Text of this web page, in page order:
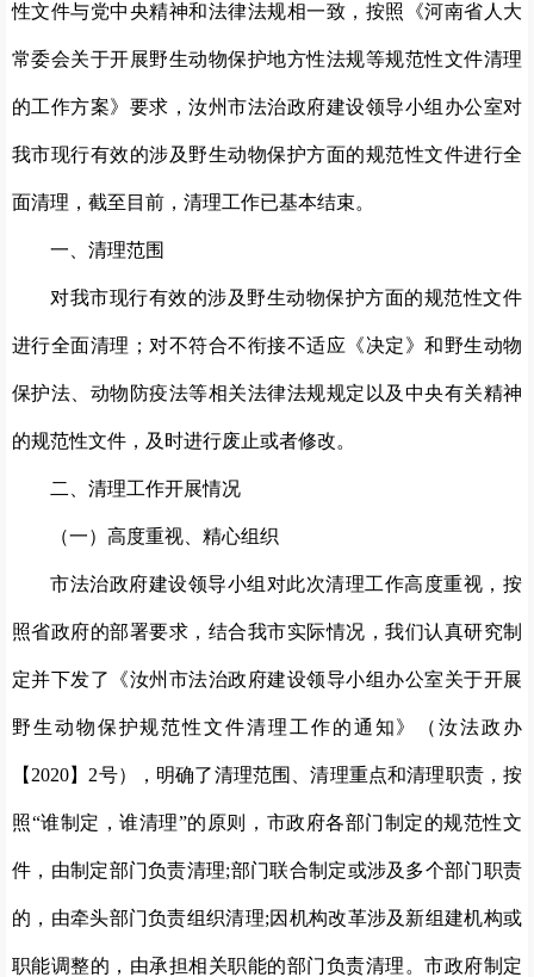
性文件与党中央精神和法律法规相一致，按照《河南省人大
常委会关于开展野生动物保护地方性法规等规范性文件清理
的工作方案》要求，汝州市法治政府建设领导小组办公室对
我市现行有效的涉及野生动物保护方面的规范性文件进行全
面清理，截至目前，清理工作已基本结束。
一、清理范围
对我市现行有效的涉及野生动物保护方面的规范性文件
进行全面清理；对不符合不衔接不适应《决定》和野生动物
保护法、动物防疫法等相关法律法规规定以及中央有关精神
的规范性文件，及时进行废止或者修改。
二、清理工作开展情况
（一）高度重视、精心组织
市法治政府建设领导小组对此次清理工作高度重视，按
照省政府的部署要求，结合我市实际情况，我们认真研究制
定并下发了《汝州市法治政府建设领导小组办公室关于开展
野生动物保护规范性文件清理工作的通知》（汝法政办
【2020】2号），明确了清理范围、清理重点和清理职责，按
照“谁制定，谁清理”的原则，市政府各部门制定的规范性文
件，由制定部门负责清理;部门联合制定或涉及多个部门职责
的，由牵头部门负责组织清理;因机构改革涉及新组建机构或
职能调整的，由承担相关职能的部门负责清理。市政府制定